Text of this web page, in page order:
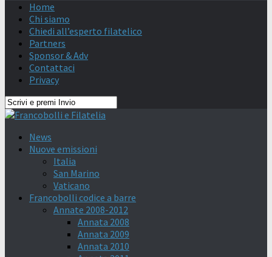
Home
Chi siamo
Chiedi all’esperto filatelico
Partners
Sponsor & Adv
Contattaci
Privacy
News
Nuove emissioni
Italia
San Marino
Vaticano
Francobolli codice a barre
Annate 2008-2012
Annata 2008
Annata 2009
Annata 2010